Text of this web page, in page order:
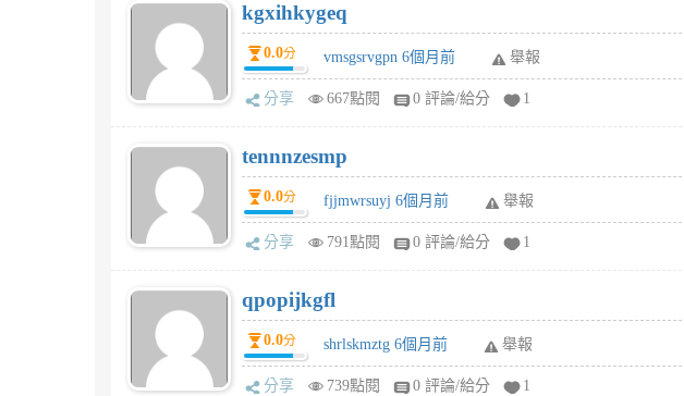
kgxihkygeq
0.0分 vmsgsrvgpn 6個月前 舉報
分享 667點閱 0 評論/給分 1
tennnzesmp
0.0分 fjjmwrsuyj 6個月前 舉報
分享 791點閱 0 評論/給分 1
qpopijkgfl
0.0分 shrlskmztg 6個月前 舉報
分享 739點閱 0 評論/給分 1